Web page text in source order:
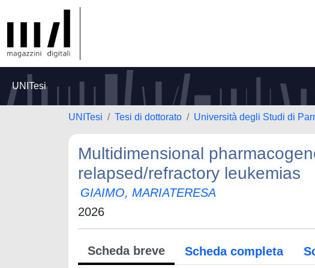
UNITesi
UNITesi Tesi di dottorato Università degli Studi di
Multidimensional
relapsed/refractory leukemias
GIAIMO, MARIATERESA
2026
Scheda breve Scheda completa